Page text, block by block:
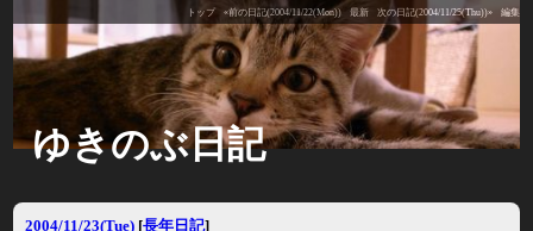
トップ «前の日記(2004/11/22(Mon)) 最新 次の日記(2004/11/25(Thu))» 編集
ゆきのぶ日記
2004/11/23(Tue) [長年日記]